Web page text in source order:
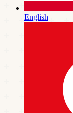
English